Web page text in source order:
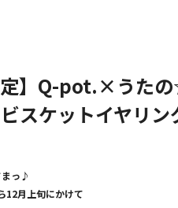
定】Q-pot.×うた
スケットイヤリ
っ♪
12月上旬にかけて